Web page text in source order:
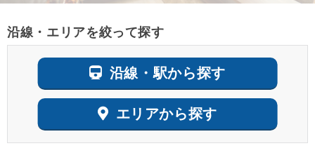
沿線・エリアを絞って探す
沿線・駅から探す
エリアから探す